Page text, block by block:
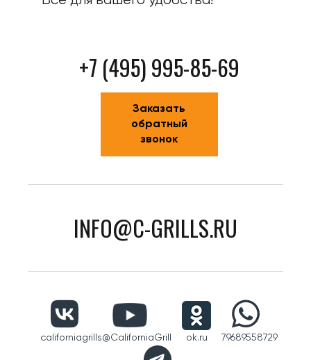
+7 (495) 995-85-69
Заказать
обратный
звонок
INFO@C-GRILLS.RU
californiagrills@CaliforniaGrill ok.ru 79689558729